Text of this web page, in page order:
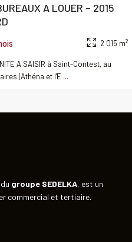
A LOUER – 2015
2 015 m2
A SAISIR à Saint-Contest, au
(Athéna et l'E ...
groupe SEDELKA, est un
commercial et tertiaire.